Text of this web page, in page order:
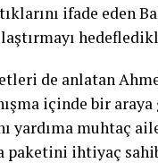
ifade eden
de anlatan
içinde bir
yardıma muhtaç
paketini ihtiyaç